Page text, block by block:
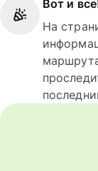
Вот и
На